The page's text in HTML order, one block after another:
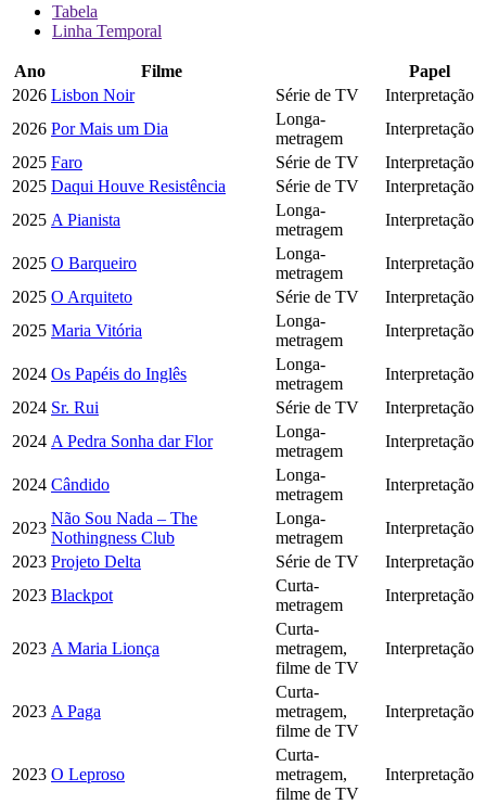
Tabela
Linha Temporal
Ano Filme
Papel
2026 Lisbon Noir Série de TV
Interpretação
2026 Por Mais um Dia
Longa-
metragem
Interpretação
2025 Faro Série de TV
Interpretação
2025 Daqui Houve Resistência Série de TV
Interpretação
2025 A Pianista
Longa-
metragem
Interpretação
2025 O Barqueiro
Longa-
metragem
Interpretação
2025 O Arquiteto Série de TV
Interpretação
2025 Maria Vitória
Longa-
metragem
Interpretação
2024 Os Papéis do Inglês
Longa-
metragem
Interpretação
2024 Sr. Rui Série de TV
Interpretação
2024 A Pedra Sonha dar Flor
Longa-
metragem
Interpretação
2024 Cândido
Longa-
metragem
Interpretação
2023
Não Sou Nada – The
Nothingness Club
Longa-
metragem
Interpretação
2023 Projeto Delta Série de TV
Interpretação
2023 Blackpot
Curta-
metragem
Interpretação
2023 A Maria Lionça
Curta-
metragem,
filme de TV
Interpretação
2023 A Paga
Curta-
metragem,
filme de TV
Interpretação
2023 O Leproso
Curta-
metragem,
filme de TV
Interpretação